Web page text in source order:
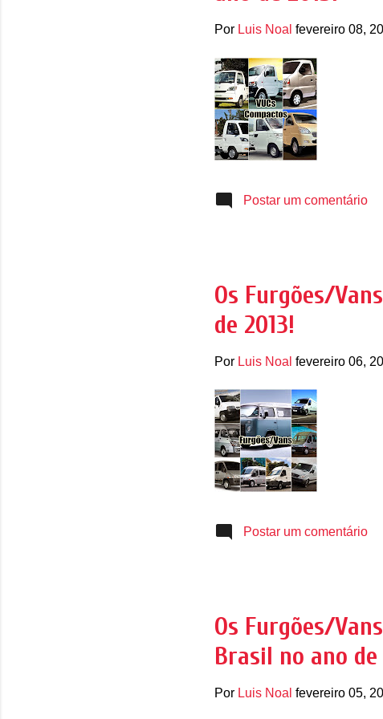
Por Luis Noal fevereiro 08,
Postar um comentário
Os Furgões/
de 2013!
Por Luis Noal fevereiro 06,
Postar um comentário
Os Furgões/
Brasil no ano de
Por Luis Noal fevereiro 05,